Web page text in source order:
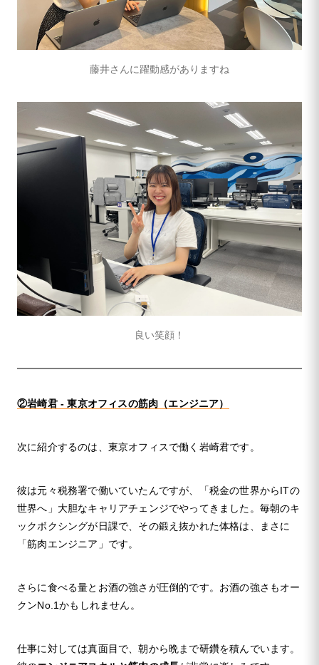
藤井さんに躍動感がありますね
良い笑顔！
②岩崎君 - 東京オフィスの筋肉（エンジニア）
次に紹介するのは、東京オフィスで働く岩崎君です。
彼は元々税務署で働いていたんですが、「税金の世界からITの
世界へ」大胆なキャリアチェンジでやってきました。毎朝のキ
ックボクシングが日課で、その鍛え抜かれた体格は、まさに
「筋肉エンジニア」です。
さらに食べる量とお酒の強さが圧倒的です。お酒の強さもオー
クンNo.1かもしれません。
仕事に対しては真面目で、朝から晩まで研鑽を積んでいます。